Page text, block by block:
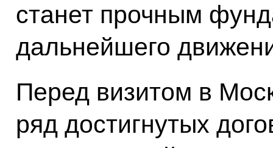
станет прочным
дальнейшего
Перед визитом в
ряд достигнутых